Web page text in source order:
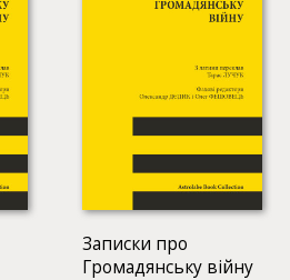
Записки про
Громадянську війну